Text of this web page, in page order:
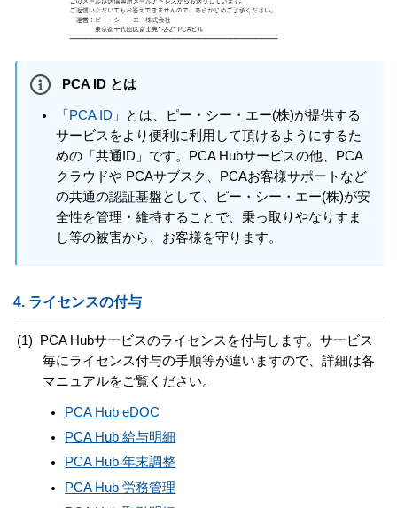
PCA ID とは
「 PCA ID 」とは、ピー・シー・エー(株)が提供する
サービスをより便利に利用して頂けるようにするた
めの「共通ID」です。PCA Hubサービスの他、PCA
クラウドや PCAサブスク、PCAお客様サポートなど
の共通の認証基盤として、ピー・シー・エー(株)が安
全性を管理・維持することで、乗っ取りやなりすま
し等の被害から、お客様を守ります。
4. ライセンスの付与
(1)
PCA Hubサービスのライセンスを付与します。サービス
毎にライセンス付与の手順等が違いますので、詳細は各
マニュアルをご覧ください。
PCA Hub eDOC
PCA Hub 給与明細
PCA Hub 年末調整
PCA Hub 労務管理